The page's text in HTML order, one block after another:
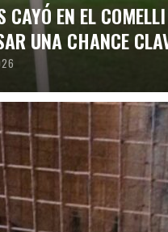
CAYÓ EN EL
UNA CHANCE